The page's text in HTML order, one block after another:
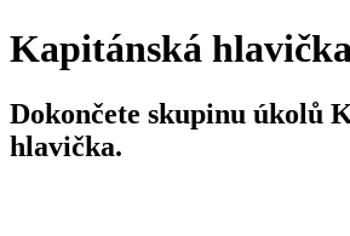
Kapitánská hlavička
Dokončete skupinu úkolů
hlavička.